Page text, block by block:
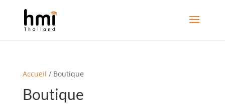
Accueil / Boutique
Boutique